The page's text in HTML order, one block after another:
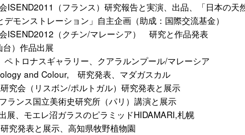
（フランス）研究報告と実演、出品、「日本の天
モンストレーション」自主企画（助成：国際交流基金）
ISEND2012（クチン/マレーシア） 研究と作品発表
作品出展
トロナスギャラリー、クアラルンプール/マレーシア
and Colour, 研究発表、マダガスカル
究会（リスボン/ポルトガル）研究発表と展示
ンス国立美術史研究所（パリ）講演と展示
エレ沼ガラスのピラミッドHIDAMARI,札幌
発表と展示、高知県牧野植物園